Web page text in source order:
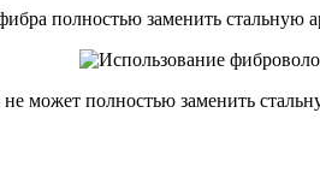
полностью заменить стальную
не может полностью заменить